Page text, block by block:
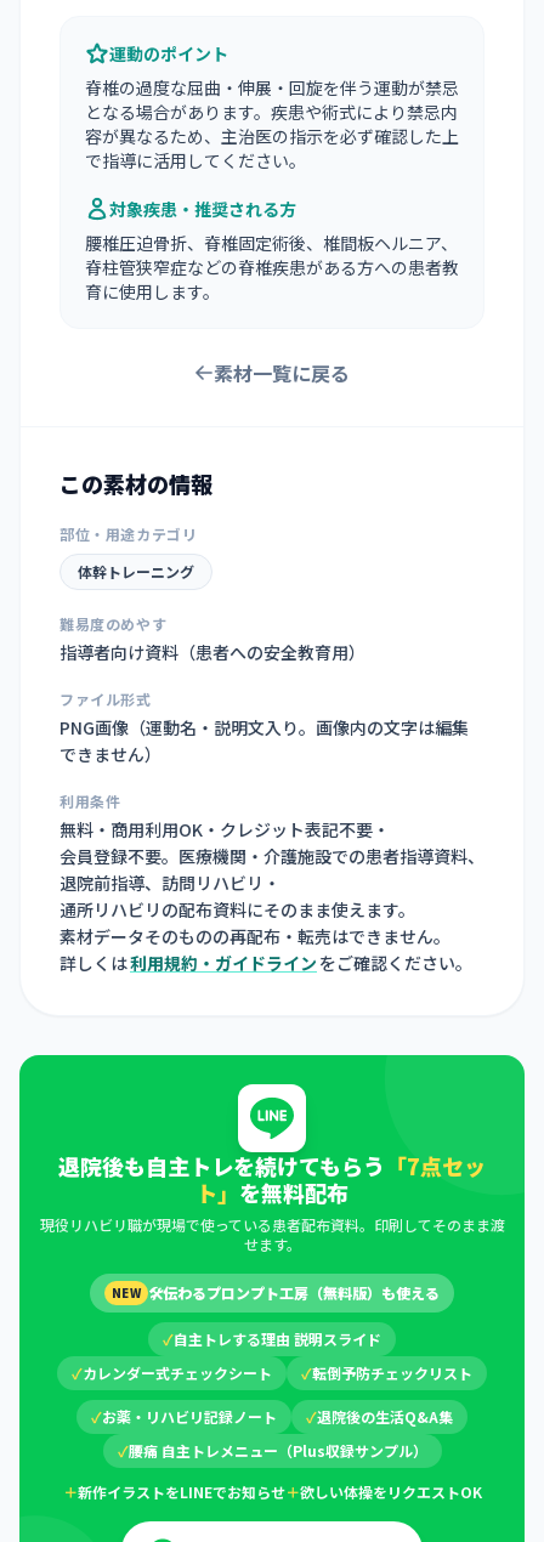
運動のポイント
脊椎の過度な屈曲・伸展・回旋を伴う運動が禁忌
となる場合があります。疾患や術式により禁忌内
容が異なるため、主治医の指示を必ず確認した上
で指導に活用してください。
対象疾患・推奨される方
腰椎圧迫骨折、脊椎固定術後、椎間板ヘルニア、
脊柱管狭窄症などの脊椎疾患がある方への患者教
育に使用します。
素材一覧に戻る
この素材の情報
部位・用途カテゴリ
体幹トレーニング
難易度のめやす
指導者向け資料（患者への安全教育用）
ファイル形式
PNG画像（運動名・説明文入り。画像内の文字は編集
できません）
利用条件
無料・商用利用OK・クレジット表記不要・
会員登録不要。医療機関・介護施設での患者指導資料、
退院前指導、訪問リハビリ・
通所リハビリの配布資料にそのまま使えます。
素材データそのものの再配布・転売はできません。
詳しくは利用規約・ガイドライン をご確認ください。
退院後も自主トレを続けてもらう 「7点セッ
ト」 を無料配布
現役リハビリ職が現場で使っている患者配布資料。印刷してそのまま渡
せます。
NEW 🛠伝わるプロンプト工房（無料版）も使える
✓自主トレする理由 説明スライド
✓カレンダー式チェックシート ✓転倒予防チェックリスト
✓お薬・リハビリ記録ノート ✓退院後の生活Q&A集
✓腰痛 自主トレメニュー（Plus収録サンプル）
＋新作イラストをLINEでお知らせ＋欲しい体操をリクエストOK